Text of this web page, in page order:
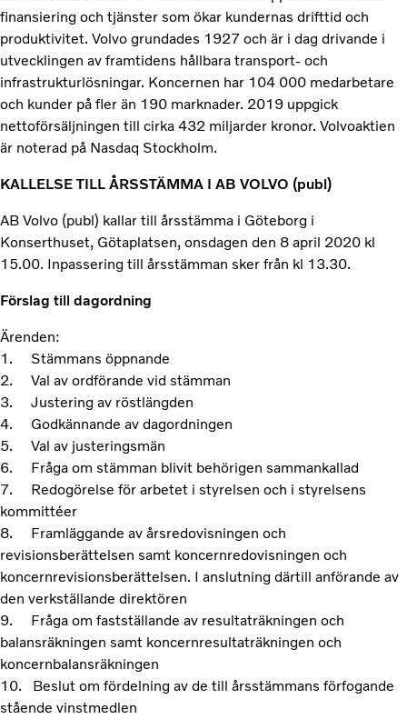
finansiering och tjänster som ökar kundernas drifttid och
produktivitet. Volvo grundades 1927 och är i dag drivande i
utvecklingen av framtidens hållbara transport- och
infrastrukturlösningar. Koncernen har 104 000 medarbetare
och kunder på fler än 190 marknader. 2019 uppgick
nettoförsäljningen till cirka 432 miljarder kronor. Volvoaktien
är noterad på Nasdaq Stockholm.
KALLELSE TILL ÅRSSTÄMMA I AB VOLVO (publ)
AB Volvo (publ) kallar till årsstämma i Göteborg i
Konserthuset, Götaplatsen, onsdagen den 8 april 2020 kl
15.00. Inpassering till årsstämman sker från kl 13.30.
Förslag till dagordning
Ärenden:
1. Stämmans öppnande
2. Val av ordförande vid stämman
3. Justering av röstlängden
4. Godkännande av dagordningen
5. Val av justeringsmän
6. Fråga om stämman blivit behörigen sammankallad
7. Redogörelse för arbetet i styrelsen och i styrelsens
kommittéer
8. Framläggande av årsredovisningen och
revisionsberättelsen samt koncernredovisningen och
koncernrevisionsberättelsen. I anslutning därtill anförande av
den verkställande direktören
9. Fråga om fastställande av resultaträkningen och
balansräkningen samt koncernresultaträkningen och
koncernbalansräkningen
10. Beslut om fördelning av de till årsstämmans förfogande
stående vinstmedlen